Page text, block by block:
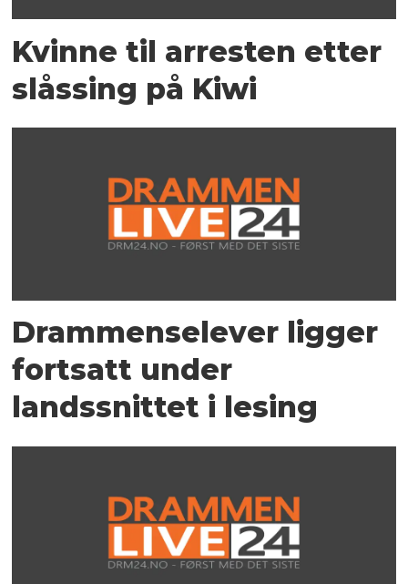
Kvinne til arresten etter
slåssing på Kiwi
Drammenselever ligger
fortsatt under
landssnittet i lesing